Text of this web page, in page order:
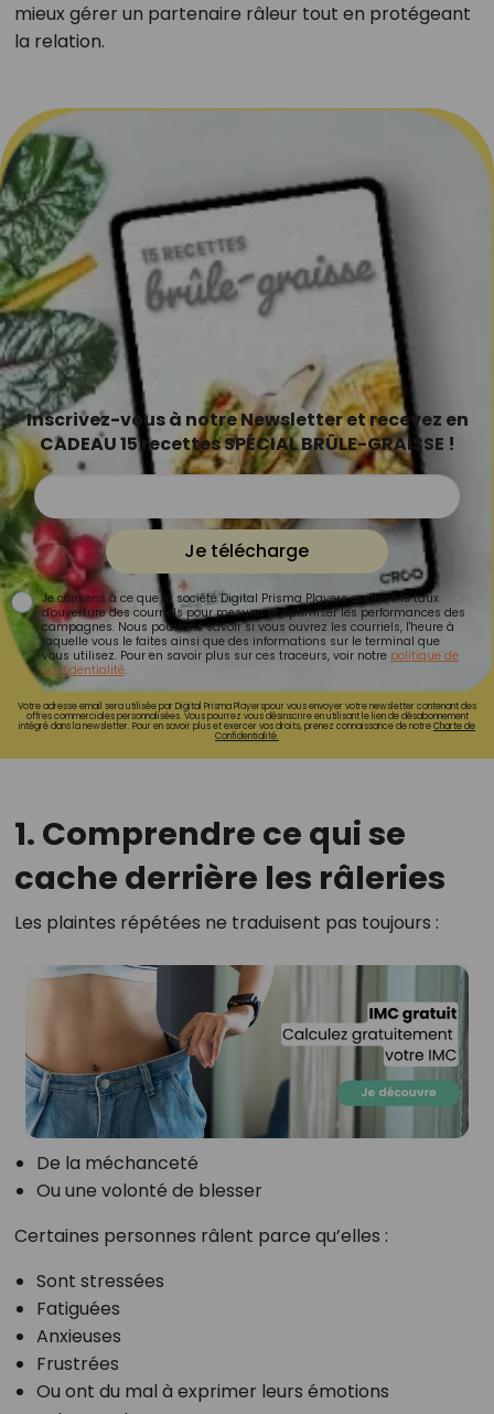
mieux gérer un partenaire râleur tout en protégeant
la relation.
Inscrivez-vous à notre Newsletter et recevez en
CADEAU 15 recettes SPÉCIAL BRÛLE-GRAISSE !
Je télécharge
Je consens à ce que la société Digital Prisma Players analyse le taux
d'ouverture des courriels pour mesurer et optimiser les performances des
campagnes. Nous pourrons savoir si vous ouvrez les courriels, l'heure à
laquelle vous le faites ainsi que des informations sur le terminal que
vous utilisez. Pour en savoir plus sur ces traceurs, voir notre politique de
confidentialité.
Votre adresse email sera utilisée par Digital Prisma Playerspour vous envoyer votre newsletter contenant des
offres commerciales personnalisées. Vous pourrez vous désinscrire en utilisant le lien de désabonnement
intégré dans la newsletter. Pour en savoir plus et exercer vos droits, prenez connaissance de notreCharte de
Confidentialité.
1. Comprendre ce qui se
cache derrière les râleries
Les plaintes répétées ne traduisent pas toujours :
De la méchanceté
Ou une volonté de blesser
Certaines personnes râlent parce qu’elles :
Sont stressées
Fatiguées
Anxieuses
Frustrées
Ou ont du mal à exprimer leurs émotions